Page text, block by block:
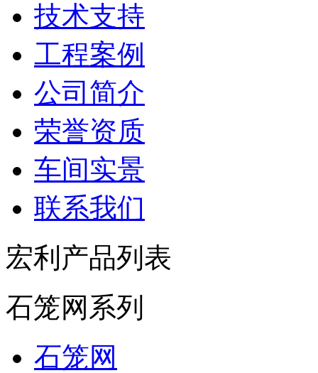
技术支持
工程案例
公司简介
荣誉资质
车间实景
联系我们
宏利产品列表
石笼网系列
石笼网